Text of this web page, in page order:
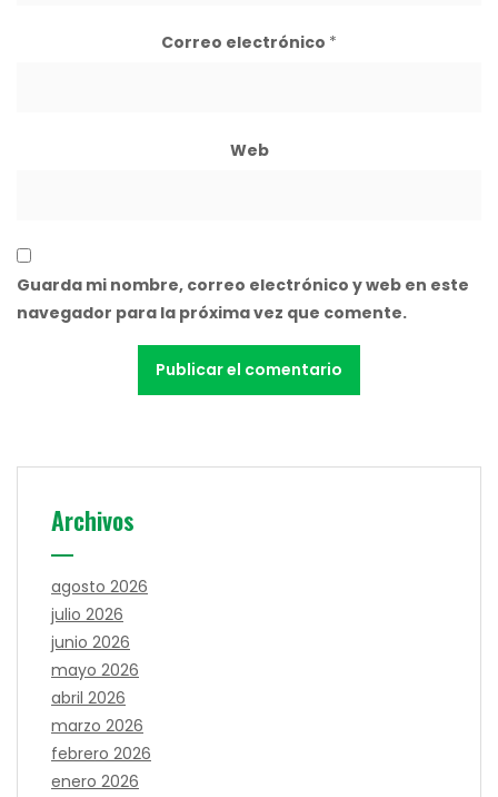
Correo electrónico *
Web
Guarda mi nombre, correo electrónico y web en este
navegador para la próxima vez que comente.
Archivos
agosto 2026
julio 2026
junio 2026
mayo 2026
abril 2026
marzo 2026
febrero 2026
enero 2026